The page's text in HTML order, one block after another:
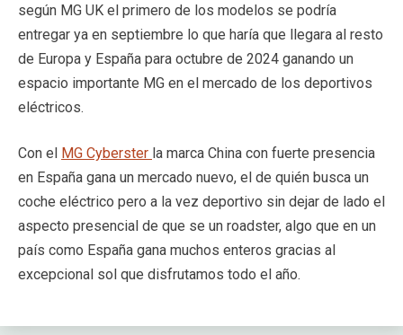
según MG UK el primero de los modelos se podría
entregar ya en septiembre lo que haría que llegara al resto
de Europa y España para octubre de 2024 ganando un
espacio importante MG en el mercado de los deportivos
eléctricos.
Con el MG Cyberster la marca China con fuerte presencia
en España gana un mercado nuevo, el de quién busca un
coche eléctrico pero a la vez deportivo sin dejar de lado el
aspecto presencial de que se un roadster, algo que en un
país como España gana muchos enteros gracias al
excepcional sol que disfrutamos todo el año.